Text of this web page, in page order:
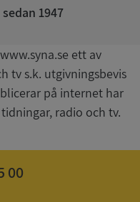
1947
ett av
tv s.k. utgivningsbevis
på internet har
radio och tv.
00
Microsoft
Corporation
de.syna.se
Session